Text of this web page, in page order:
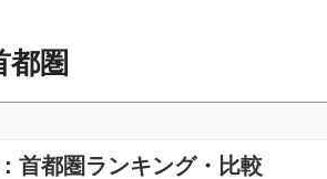
都圏
首都圏ランキング・比較